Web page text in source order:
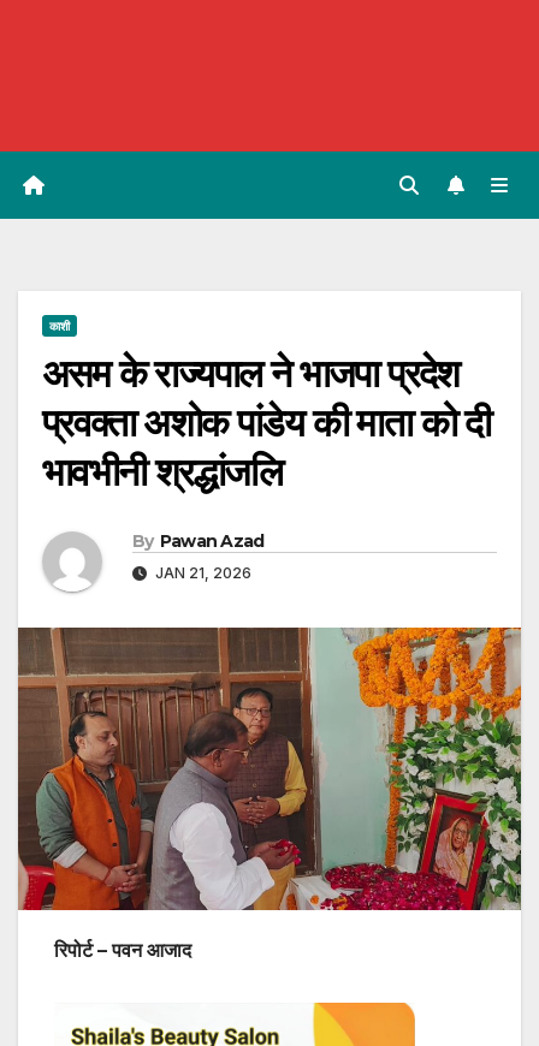
काशी
असम के राज्यपाल ने भाजपा प्रदेश
प्रवक्ता अशोक पांडेय की माता को दी
भावभीनी श्रद्धांजलि
By Pawan Azad
JAN 21, 2026
रिपोर्ट – पवन आजाद